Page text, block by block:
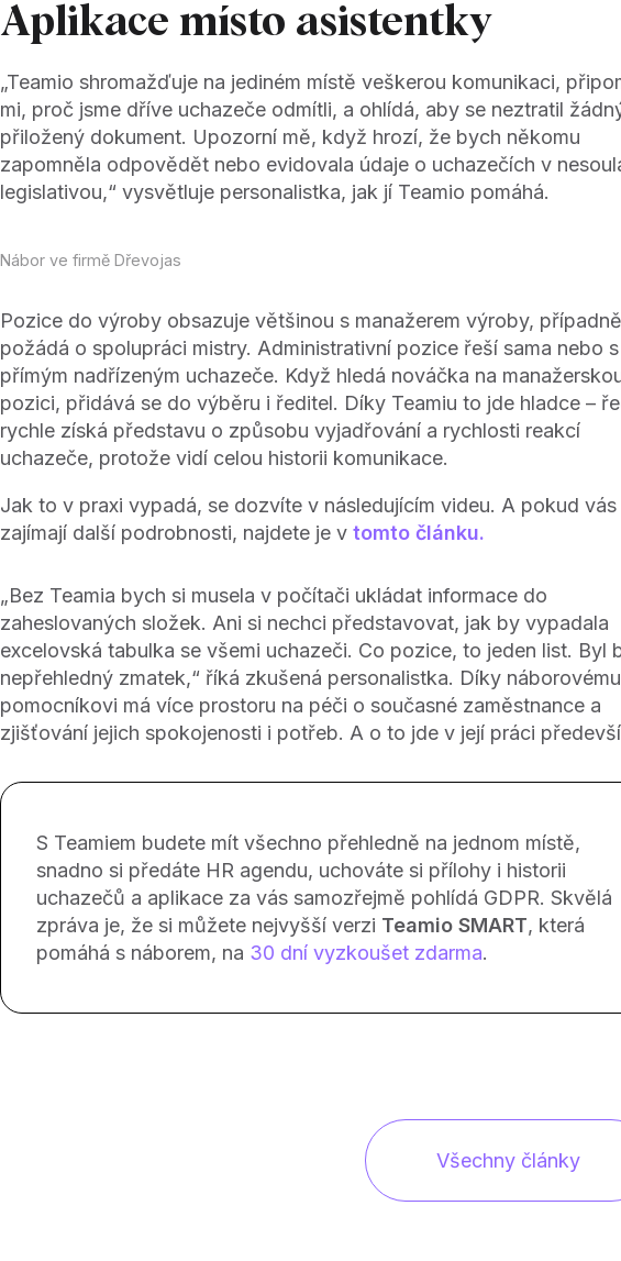
Aplikace místo asistentky
„Teamio shromažďuje na jediném místě veškerou komunikaci,
mi, proč jsme dříve uchazeče odmítli, a ohlídá, aby se neztratil
přiložený dokument. Upozorní mě, když hrozí, že bych někomu
zapomněla odpovědět nebo evidovala údaje o uchazečích v
legislativou,“ vysvětluje personalistka, jak jí Teamio pomáhá.
Nábor ve firmě Dřevojas
Pozice do výroby obsazuje většinou s manažerem výroby, případně
požádá o spolupráci mistry. Administrativní pozice řeší sama nebo s
přímým nadřízeným uchazeče. Když hledá nováčka na
pozici, přidává se do výběru i ředitel. Díky Teamiu to jde hladce –
rychle získá představu o způsobu vyjadřování a rychlosti reakcí
uchazeče, protože vidí celou historii komunikace.
Jak to v praxi vypadá, se dozvíte v následujícím videu. A pokud vás
zajímají další podrobnosti, najdete je v tomto článku.
„Bez Teamia bych si musela v počítači ukládat informace do
zaheslovaných složek. Ani si nechci představovat, jak by vypadala
excelovská tabulka se všemi uchazeči. Co pozice, to jeden list. Byl
nepřehledný zmatek,“ říká zkušená personalistka. Díky náborovému
pomocníkovi má více prostoru na péči o současné zaměstnance a
zjišťování jejich spokojenosti i potřeb. A o to jde v její práci
S Teamiem budete mít všechno přehledně na jednom místě,
snadno si předáte HR agendu, uchováte si přílohy i historii
uchazečů a aplikace za vás samozřejmě pohlídá GDPR. Skvělá
zpráva je, že si můžete nejvyšší verzi Teamio SMART, která
pomáhá s náborem, na 30 dní vyzkoušet zdarma.
Všechny články